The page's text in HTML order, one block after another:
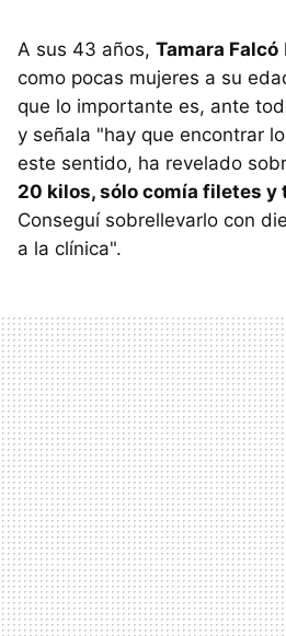
A sus 43 años, Tamara Falcó
como pocas mujeres a su
que lo importante es, ante
y señala "hay que encontrar
este sentido, ha revelado
20 kilos, sólo comía filetes
Conseguí sobrellevarlo con
a la clínica".